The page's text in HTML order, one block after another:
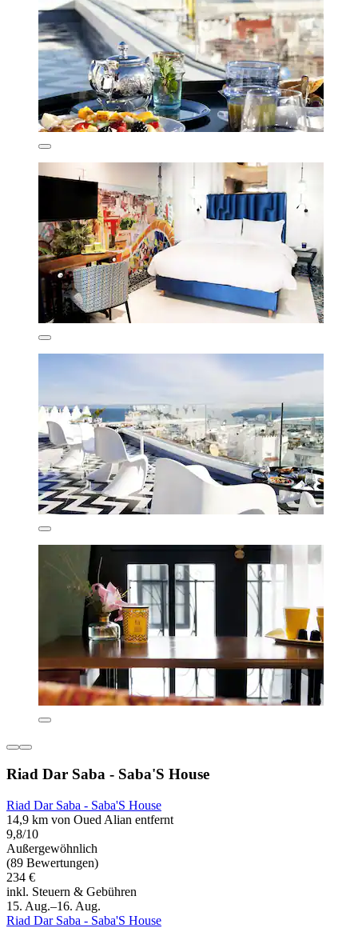
Riad Dar Saba - Saba'S House
Riad Dar Saba - Saba'S House
14,9 km von Oued Alian entfernt
9,8/10
Außergewöhnlich
(89 Bewertungen)
234 €
inkl. Steuern & Gebühren
15. Aug.–16. Aug.
Riad Dar Saba - Saba'S House